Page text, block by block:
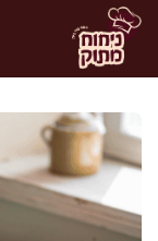
לדלג
לתוכן